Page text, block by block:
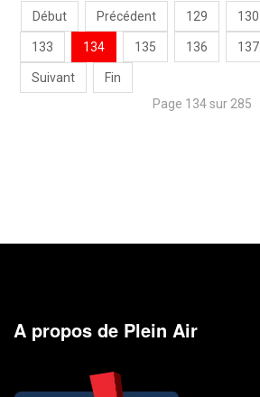
Début Précédent 129 130
133 134 135 136 137
Suivant
Fin
Page 134 sur 285
A propos de Plein Air